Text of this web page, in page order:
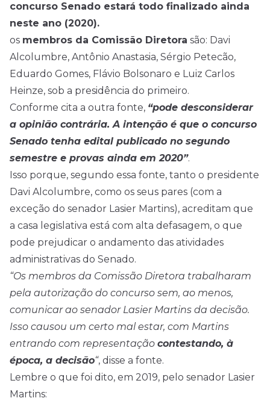
concurso Senado estará todo finalizado ainda
neste ano (2020).
os membros da Comissão Diretora são: Davi
Alcolumbre, Antônio Anastasia, Sérgio Petecão,
Eduardo Gomes, Flávio Bolsonaro e Luiz Carlos
Heinze, sob a presidência do primeiro.
Conforme cita a outra fonte, “pode desconsiderar
a opinião contrária. A intenção é que o concurso
Senado tenha edital publicado no segundo
semestre e provas ainda em 2020”.
Isso porque, segundo essa fonte, tanto o presidente
Davi Alcolumbre, como os seus pares (com a
exceção do senador Lasier Martins), acreditam que
a casa legislativa está com alta defasagem, o que
pode prejudicar o andamento das atividades
administrativas do Senado.
“Os membros da Comissão Diretora trabalharam
pela autorização do concurso sem, ao menos,
comunicar ao senador Lasier Martins da decisão.
Isso causou um certo mal estar, com Martins
entrando com representação contestando, à
época, a decisão“, disse a fonte.
Lembre o que foi dito, em 2019, pelo senador Lasier
Martins: